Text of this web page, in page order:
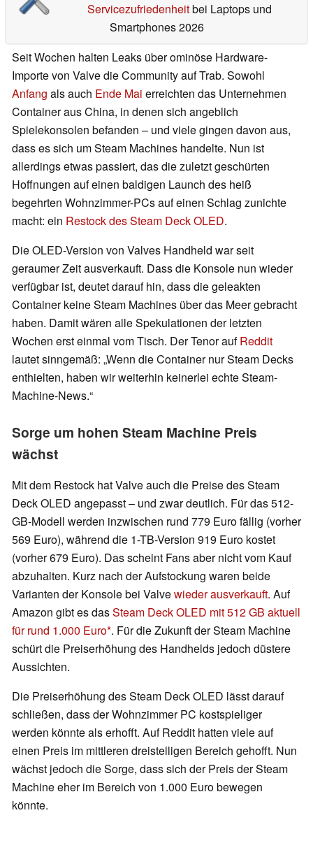
Servicezufriedenheitbei Laptops und
Smartphones 2026
Seit Wochen halten Leaks über ominöse Hardware-
Importe von Valve die Community auf Trab. Sowohl
Anfang als auch Ende Mai erreichten das Unternehmen
Container aus China, in denen sich angeblich
Spielekonsolen befanden – und viele gingen davon aus,
dass es sich um Steam Machines handelte. Nun ist
allerdings etwas passiert, das die zuletzt geschürten
Hoffnungen auf einen baldigen Launch des heiß
begehrten Wohnzimmer-PCs auf einen Schlag zunichte
macht: ein Restock des Steam Deck OLED.
Die OLED-Version von Valves Handheld war seit
geraumer Zeit ausverkauft. Dass die Konsole nun wieder
verfügbar ist, deutet darauf hin, dass die geleakten
Container keine Steam Machines über das Meer gebracht
haben. Damit wären alle Spekulationen der letzten
Wochen erst einmal vom Tisch. Der Tenor aufReddit
lautet sinngemäß: „Wenn die Container nur Steam Decks
enthielten, haben wir weiterhin keinerlei echte Steam-
Machine-News.“
Sorge um hohen Steam Machine Preis
wächst
Mit dem Restock hat Valve auch die Preise des Steam
Deck OLED angepasst – und zwar deutlich. Für das 512-
GB-Modell werden inzwischen rund 779 Euro fällig (vorher
569 Euro), während die 1-TB-Version 919 Euro kostet
(vorher 679 Euro). Das scheint Fans aber nicht vom Kauf
abzuhalten. Kurz nach der Aufstockung waren beide
Varianten der Konsole bei Valvewieder ausverkauft. Auf
Amazon gibt es dasSteam Deck OLED mit 512 GB aktuell
für rund 1.000 Euro . Für die Zukunft der Steam Machine
schürt die Preiserhöhung des Handhelds jedoch düstere
Aussichten.
Die Preiserhöhung des Steam Deck OLED lässt darauf
schließen, dass der Wohnzimmer PC kostspieliger
werden könnte als erhofft. Auf Reddit hatten viele auf
einen Preis im mittleren dreistelligen Bereich gehofft. Nun
wächst jedoch die Sorge, dass sich der Preis der Steam
Machine eher im Bereich von 1.000 Euro bewegen
könnte.